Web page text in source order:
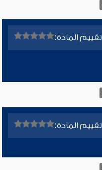
تقييم المادة:
تقييم المادة: